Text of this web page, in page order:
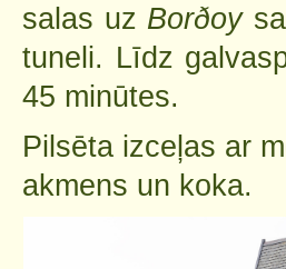
salas uz Borðoy
tuneli. Līdz
45 minūtes.
Pilsēta izceļas ar
akmens un koka.